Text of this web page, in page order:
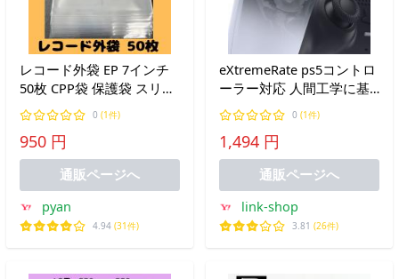
レコード外袋 EP 7インチ
50枚 CPP袋 保護袋 スリー
ブ
0 (1件)
950 円
通販ページへ
pyan
4.94 (31件)
eXtremeRate ps5コントロ
ーラー対応 人間工学に基
づいた分割十字キーボタン
（SDP）、ps5 BDM-
010/020/030/040/05
0 (1件)
1,494 円
通販ページへ
link-shop
3.81 (26件)